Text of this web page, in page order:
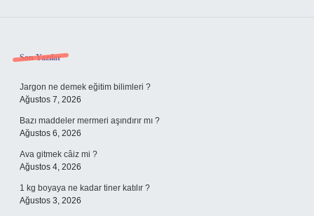
Sidebar
Son Yazılar
Jargon ne demek eğitim bilimleri ?
Ağustos 7, 2026
Bazı maddeler mermeri aşındırır mı ?
Ağustos 6, 2026
Ava gitmek câiz mi ?
Ağustos 4, 2026
1 kg boyaya ne kadar tiner katılır ?
Ağustos 3, 2026